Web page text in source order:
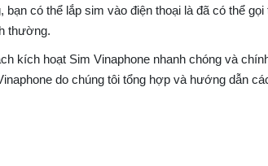
có thể lắp sim vào điện thoại là đã có thể
thường.
kích hoạt Sim Vinaphone nhanh chóng và
do chúng tôi tổng hợp và hướng dẫn